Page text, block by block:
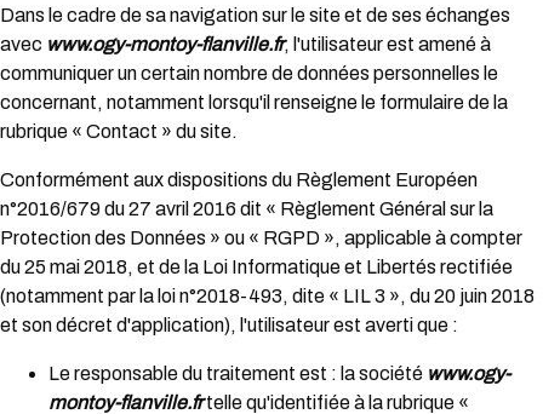
Dans le cadre de sa navigation sur le site et de ses échanges
avec www.ogy-montoy-flanville.fr, l'utilisateur est amené à
communiquer un certain nombre de données personnelles le
concernant, notamment lorsqu'il renseigne le formulaire de la
rubrique « Contact » du site.
Conformément aux dispositions du Règlement Européen
n°2016/679 du 27 avril 2016 dit « Règlement Général sur la
Protection des Données » ou « RGPD », applicable à compter
du 25 mai 2018, et de la Loi Informatique et Libertés rectifiée
(notamment par la loi n°2018-493, dite « LIL 3 », du 20 juin 2018
et son décret d'application), l'utilisateur est averti que :
Le responsable du traitement est : la société www.ogy-
montoy-flanville.frtelle qu'identifiée à la rubrique «